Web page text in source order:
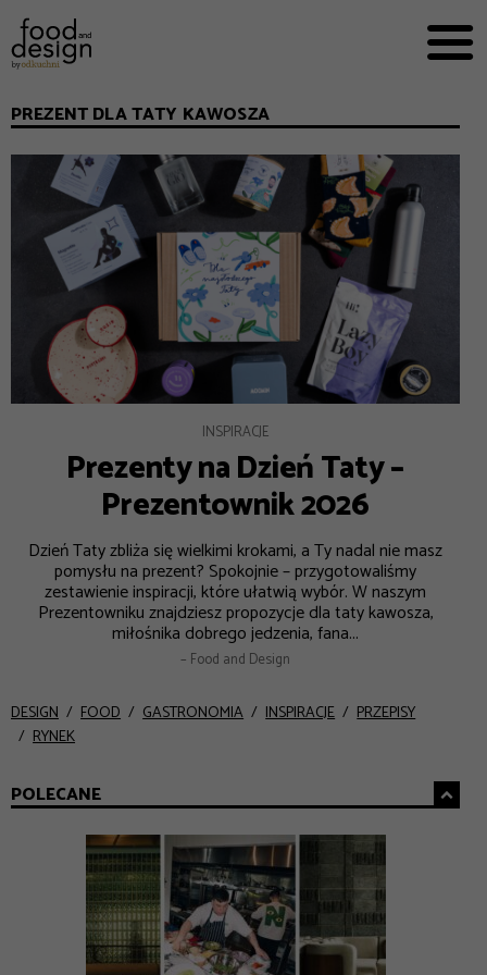


EKSPERCI
FOOD WORKING
E-BOOKI
O NAS
REKLAMA
PREZENT DLA TATY KAWOSZA
INSPIRACJE
Prezenty na Dzień Taty –
Prezentownik 2026
Dzień Taty zbliża się wielkimi krokami, a Ty nadal nie masz
pomysłu na prezent? Spokojnie – przygotowaliśmy
zestawienie inspiracji, które ułatwią wybór. W naszym
Prezentowniku znajdziesz propozycje dla taty kawosza,
miłośnika dobrego jedzenia, fana...
– Food and Design
DESIGN FOOD GASTRONOMIA INSPIRACJE
PRZEPISY
RYNEK
POLECANE